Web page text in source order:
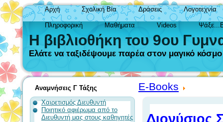
Αρχή Σχολική Βία Δράσεις Λογοτεχνία
Πληροφορική Μαθήματα Videos
Η βιβλιοθήκη του 9ου
Ελάτε να ταξιδέψουμε παρέα στον μαγικό κόσμο
Αναμνήσεις Γ Τάξης
Χαιρετισμός Διευθυντή
Ποιητικό αφιέρωμα από το
Διευθυντή μας στους καθηγητές
E-Books
Διονύσιος